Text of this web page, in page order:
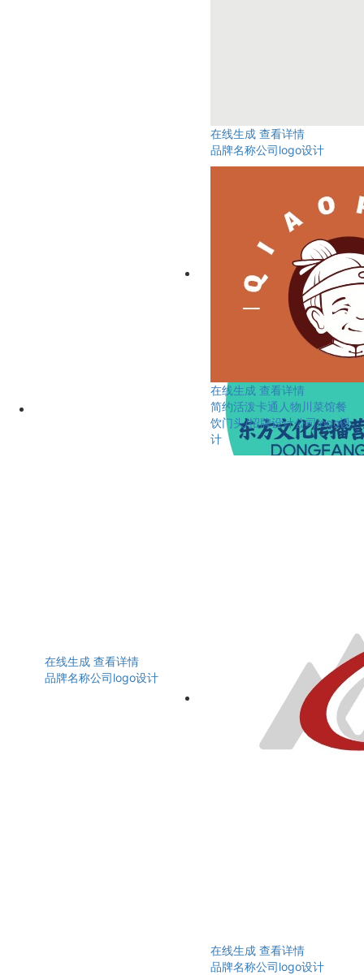
在线生成 查看详情
品牌名称公司logo设计
在线生成 查看详情
品牌名称公司logo设计
在线生成 查看详情
简约活泼卡通人物川菜馆餐
饮门头/招牌设计公司logo设
计
在线生成 查看详情
品牌名称公司logo设计